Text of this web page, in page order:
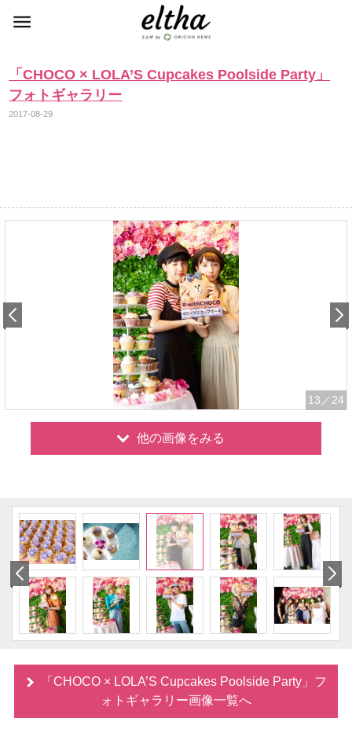
「CHOCO × LOLA’S Cupcakes Poolside Party」
フォトギャラリー
2017-08-29
13 ／24
他の画像をみる
「CHOCO × LOLA’S Cupcakes Poolside Party」フ
ォトギャラリー画像一覧へ